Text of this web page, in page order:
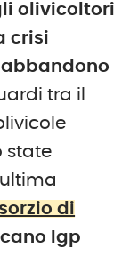
olivicoltori
crisi
tra il
state
di
Igp